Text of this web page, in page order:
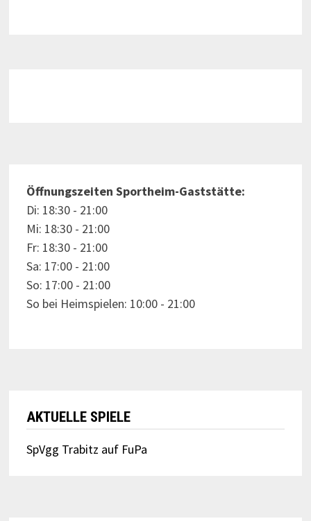
Öffnungszeiten Sportheim-Gaststätte:
Di: 18:30 - 21:00
Mi: 18:30 - 21:00
Fr: 18:30 - 21:00
Sa: 17:00 - 21:00
So: 17:00 - 21:00
So bei Heimspielen: 10:00 - 21:00
AKTUELLE SPIELE
SpVgg Trabitz auf FuPa